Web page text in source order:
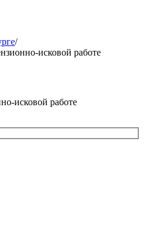
/
исковой работе
исковой работе